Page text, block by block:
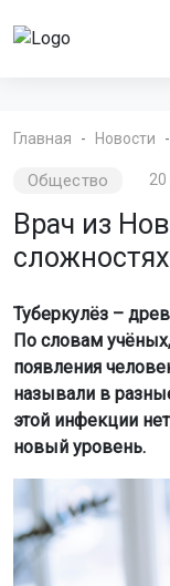
Главная Новости
Общество 20
Врач из
Туберкулёз –
По словам
появления
называли в
этой инфекции
новый уровень.